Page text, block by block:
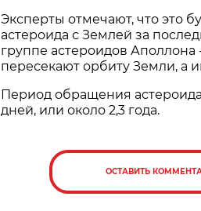
Эксперты отмечают, что это
астероида с Землей за
группе астероидов
пересекают орбиту Земли, а
Период обращения
дней, или около 2,3 года.
ОСТАВИТЬ